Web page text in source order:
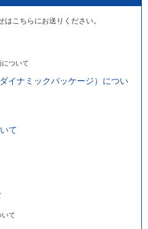
こちらにお送りください。
について
イナミックパッケージ）につい
て
いて